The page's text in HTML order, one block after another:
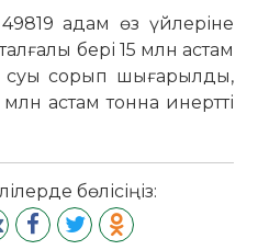
адам өз үйлеріне
бері 15 млн астам
суы сорып шығарылды,
астам тонна инертті
бөлісіңіз: